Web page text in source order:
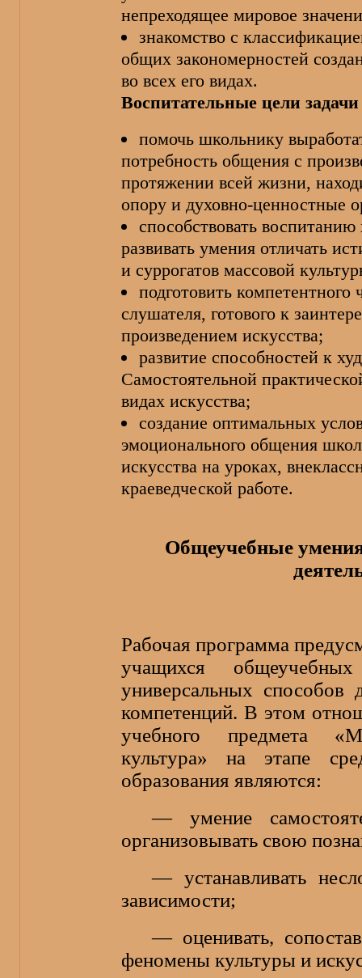
непреходящее мировое
знакомство с
общих закономерностей
во всех его видах.
Воспитательные цели
помочь школьнику
потребность общения с
протяжении всей жизни,
опору и духовно-ценностные
способствовать воспитанию
развивать умения отличать
и суррогатов массовой
подготовить компетентного
слушателя, готового к
произведением искусства;
развитие способностей к
Самостоятельной
видах искусства;
создание оптимальных
эмоционального общения
искусства на уроках,
краеведческой работе.
Общеучебные
Рабочая программа
учащихся
универсальных способов
компетенций. В этом
учебного предмета
культура» на этапе
образования являются:
— умение
организовывать свою
— устанавливать
зависимости;
— оценивать,
феномены культуры и